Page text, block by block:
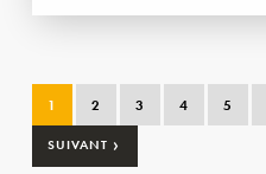
1 2 3 4 5
SUIVANT ›